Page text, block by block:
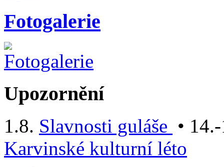
Fotogalerie
Upozornění
1.8. Slavnosti guláše •
Karvinské kulturní léto